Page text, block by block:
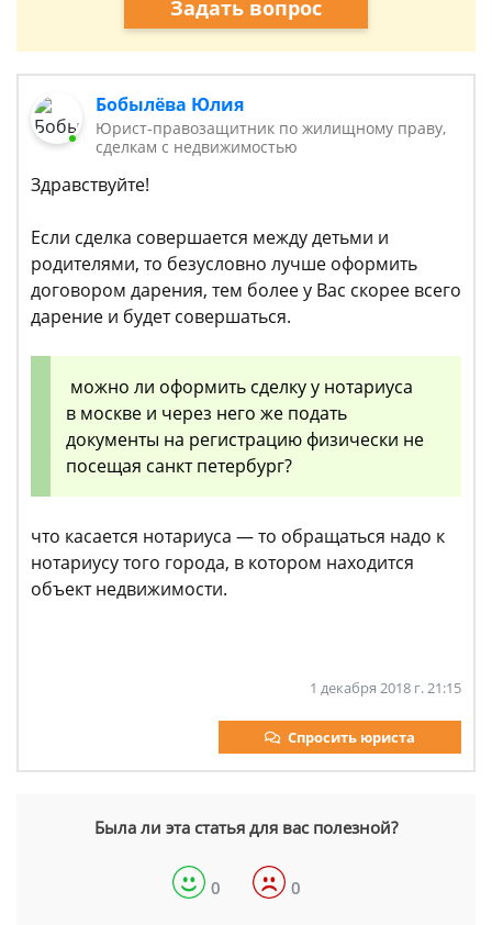
Задать вопрос
Бобылёва Юлия
Юрист-правозащитник по жилищному праву,
сделкам с недвижимостью
Здравствуйте!
Если сделка совершается между детьми и
родителями, то безусловно лучше оформить
договором дарения, тем более у Вас скорее всего
дарение и будет совершаться.
можно ли оформить сделку у нотариуса
в москве и через него же подать
документы на регистрацию физически не
посещая санкт петербург?
что касается нотариуса — то обращаться надо к
нотариусу того города, в котором находится
объект недвижимости.
1 декабря 2018 г. 21:15
Спросить юриста
Была ли эта статья для вас полезной?
0 0